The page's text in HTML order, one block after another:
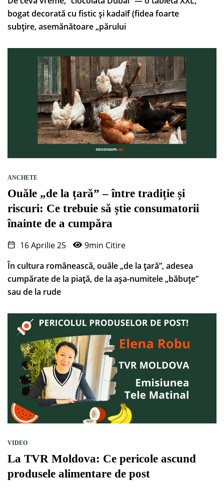
bogat decorată cu fistic și kadaïf (fidea foarte
subțire, asemănătoare „părului
ANCHETE
Ouăle „de la țară” – între tradiție și
riscuri: Ce trebuie să știe consumatorii
înainte de a cumpăra
16 Aprilie 25
9min Citire
În cultura românească, ouăle „de la țară”, adesea
cumpărate de la piață, de la așa-numitele „băbuțe”
sau de la rude
VIDEO
La TVR Moldova: Ce pericole ascund
produsele alimentare de post